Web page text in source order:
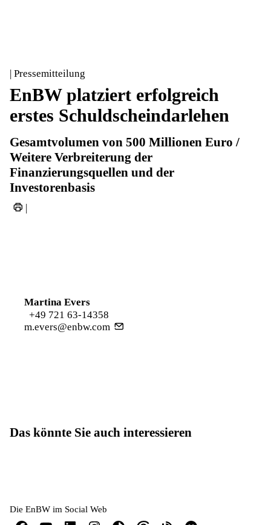
| Pressemitteilung
EnBW platziert erfolgreich
erstes Schuldscheindarlehen
Gesamtvolumen von 500 Millionen Euro /
Weitere Verbreiterung der
Finanzierungsquellen und der
Investorenbasis
|
Martina Evers
+49 721 63-14358
m.evers@enbw.com
Das könnte Sie auch interessieren
Die EnBW im Social Web